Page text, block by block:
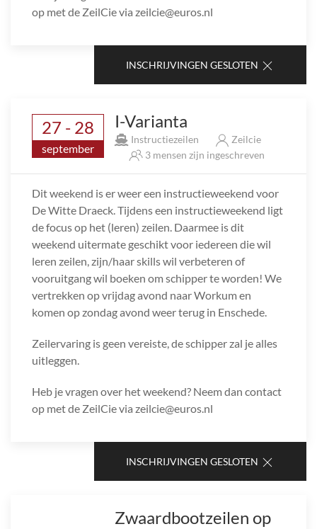
op met de ZeilCie via zeilcie@euros.nl
INSCHRIJVINGEN GESLOTEN
27 - 28
september
I-Varianta
Instructiezeilen
Zeilcie
3 mensen zijn ingeschreven
Dit weekend is er weer een instructieweekend voor
De Witte Draeck. Tijdens een instructieweekend ligt
de focus op het (leren) zeilen. Daarmee is dit
weekend uitermate geschikt voor iedereen die wil
leren zeilen, zijn/haar skills wil verbeteren of
vooruitgang wil boeken om schipper te worden! We
vertrekken op vrijdag avond naar Workum en
komen op zondag avond weer terug in Enschede.
Zeilervaring is geen vereiste, de schipper zal je alles
uitleggen.
Heb je vragen over het weekend? Neem dan contact
op met de ZeilCie via zeilcie@euros.nl
INSCHRIJVINGEN GESLOTEN
Zwaardbootzeilen op